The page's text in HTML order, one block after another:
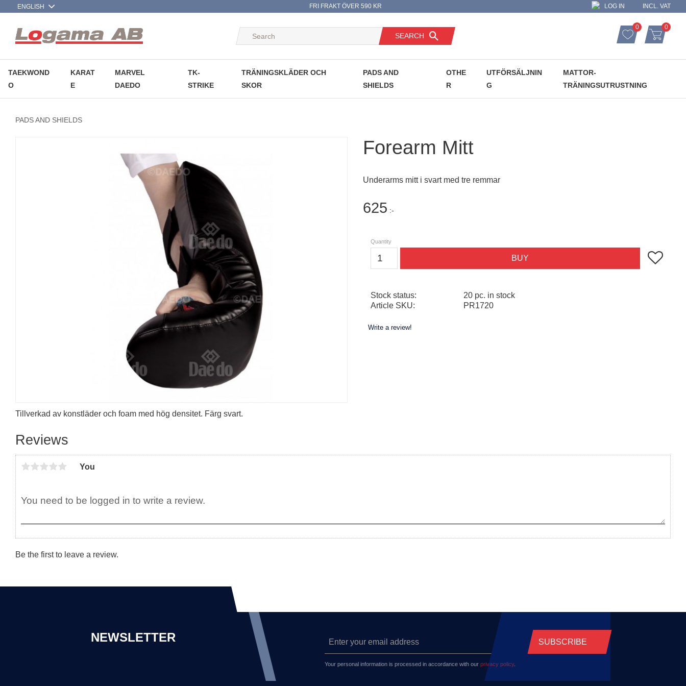
FRI FRAKT ÖVER 590 KR INCL. VAT
LOG IN
SEARCH
FAVORITES
FAVORITES
0 BASKETITEMS
0
TAEKWOND
O
KARAT
E
MARVEL
DAEDO
TK-
STRIKE
TRÄNINGSKLÄDER OCH
SKOR
PADS AND
SHIELDS
OTHE
R
UTFÖRSÄLJNIN
G
MATTOR-
TRÄNINGSUTRUSTNING
PADS AND SHIELDS
Forearm Mitt
Underarms mitt i svart med tre remmar
625 :-
Quantity
BUY Add to
Stock status
20 pc. in stock
Article SKU
PR1720
Write a review!
Tillverkad av konstläder och foam med hög densitet. Färg svart.
Reviews
You
Be the first to leave a review.
NEWSLETTER SUBSCRIBE
Your personal information is processed in accordance with our privacy policy.